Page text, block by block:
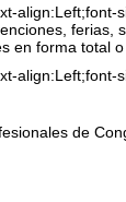
ferias,
en forma total
align:Left;font-
de